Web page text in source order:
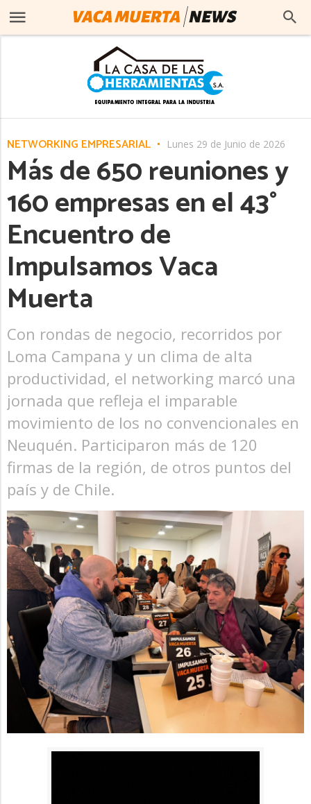
NETWORKING EMPRESARIAL Lunes 29 de Junio de 2026
Más de 650 reuniones y
160 empresas en el 43°
Encuentro de
Impulsamos Vaca
Muerta
Con rondas de negocio, recorridos por
Loma Campana y un clima de alta
productividad, el networking marcó una
jornada que refleja el imparable
movimiento de los no convencionales en
Neuquén. Participaron más de 120
firmas de la región, de otros puntos del
país y de Chile.